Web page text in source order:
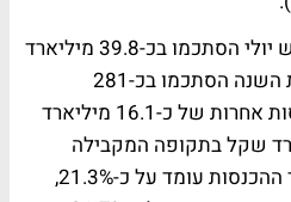
סך הכנסות הממשלה בחודש יולי הסתכמו בכ-39.8 מיליארד
שקל. סך ההכנסות מתחילת השנה הסתכמו בכ-281
מיליארד שקל (מתוכן הכנסות אחרות של כ-16.1 מיליארד
231.6 מיליארד שקל בתקופה המקבילה
אשתקד. שיעור הגידול בסך ההכנסות עומד על כ-21.3%,